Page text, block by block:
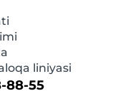
liniyasi
88-55